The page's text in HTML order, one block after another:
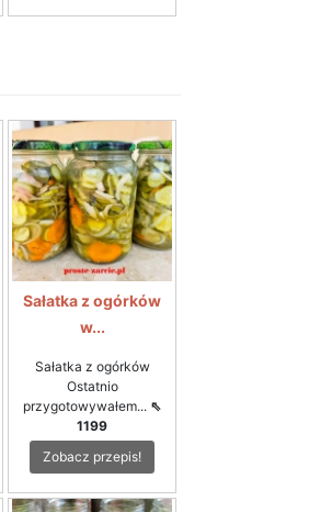
Sałatka z ogórków
w...
Sałatka z ogórków
Ostatnio
przygotowywałem... ⇖
1199
Zobacz przepis!